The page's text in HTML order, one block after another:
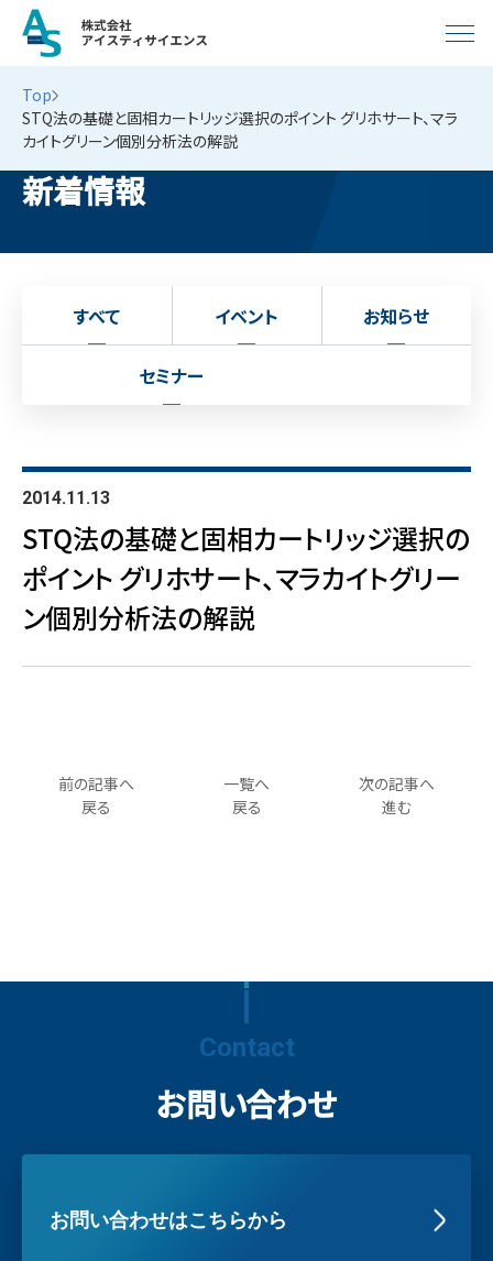
Top
STQ法の基礎と固相カートリッジ選択のポイント グリホサート、マラ
カイトグリーン個別分析法の解説
新着情報
すべて イベント お知らせ
セミナー
2014.11.13
STQ法の基礎と固相カートリッジ選択の
ポイント グリホサート、マラカイトグリー
ン個別分析法の解説
一覧へ
戻る
前の記事へ
戻る
次の記事へ
進む
Contact
お問い合わせ
お問い合わせはこちらから